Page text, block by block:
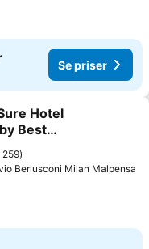
Se priser
i favoritter
Hotel
Best
259
Berlusconi Milan Malpensa